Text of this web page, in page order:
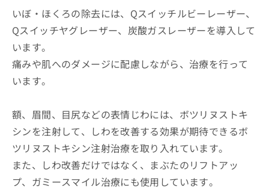
いぼ・ほくろの除去には、Qスイッチルビーレーザー、
Qスイッチヤグレーザー、炭酸ガスレーザーを導入して
います。
痛みや肌へのダメージに配慮しながら、治療を行って
います。
額、眉間、目尻などの表情じわには、ボツリヌストキ
シンを注射して、しわを改善する効果が期待できるボ
ツリヌストキシン注射治療を取り入れています。
また、しわ改善だけではなく、まぶたのリフトアッ
プ、ガミースマイル治療にも使用しています。